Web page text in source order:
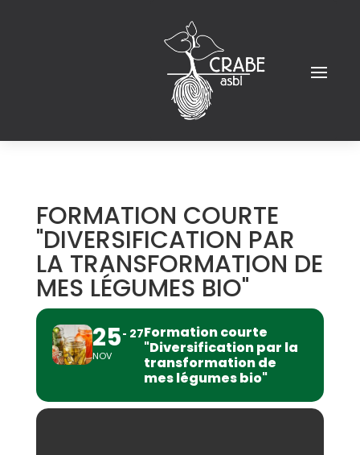
FORMATION COURTE
"DIVERSIFICATION PAR
LA TRANSFORMATION DE
MES LÉGUMES BIO"
25
NOV
27Formation courte
"Diversification par la
transformation de
mes légumes bio"